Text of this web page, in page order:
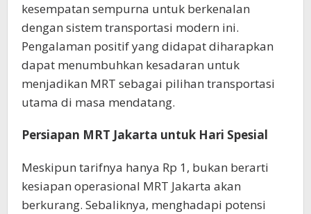
kesempatan sempurna untuk berkenalan
dengan sistem transportasi modern ini.
Pengalaman positif yang didapat diharapkan
dapat menumbuhkan kesadaran untuk
menjadikan MRT sebagai pilihan transportasi
utama di masa mendatang.
Persiapan MRT Jakarta untuk Hari Spesial
Meskipun tarifnya hanya Rp 1, bukan berarti
kesiapan operasional MRT Jakarta akan
berkurang. Sebaliknya, menghadapi potensi